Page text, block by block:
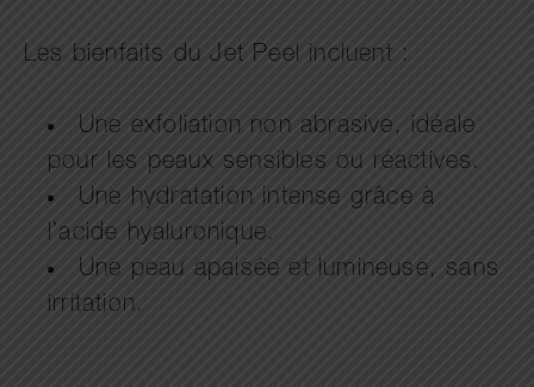
Les bienfaits du Jet Peel incluent :
Une exfoliation non abrasive, idéale
pour les peaux sensibles ou réactives.
Une hydratation intense grâce à
l’acide hyaluronique.
Une peau apaisée et lumineuse, sans
irritation.